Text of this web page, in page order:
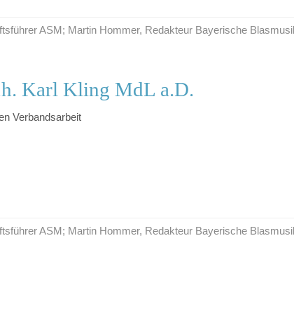
ASM; Martin Hommer, Redakteur Bayerische
Karl Kling MdL a.D.
Verbandsarbeit
ASM; Martin Hommer, Redakteur Bayerische